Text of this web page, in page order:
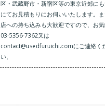
区・武蔵野市・新宿区等の東京近郊に
にてお見積もりにお伺いいたします。
店への持ち込みも大歓迎ですので、お
03-5356-7362又は
contact@usedfuruichi.comにご連絡く
い。